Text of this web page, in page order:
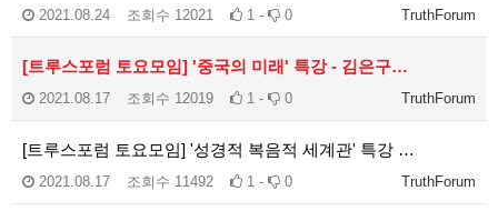
TruthForum
2021.08.24 조회수 12021 1 - 0
[트루스포럼 토요모임] '중국의 미래' 특강 - 김은구…
TruthForum
2021.08.17 조회수 12019 1 - 0
[트루스포럼 토요모임] '성경적 복음적 세계관' 특강 …
TruthForum
2021.08.17 조회수 11492 1 - 0